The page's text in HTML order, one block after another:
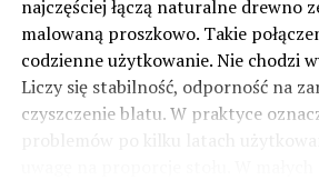
najczęściej łączą naturalne drewno
malowaną proszkowo. Takie
codzienne użytkowanie. Nie chodzi
Liczy się stabilność, odporność na
czyszczenie blatu. W praktyce